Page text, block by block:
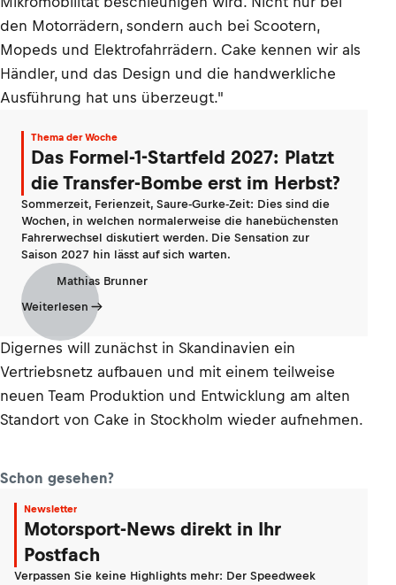
den Motorrädern, sondern auch bei Scootern,
Mopeds und Elektrofahrrädern. Cake kennen wir als
Händler, und das Design und die handwerkliche
Ausführung hat uns überzeugt."
Thema der Woche
Das Formel-1-Startfeld 2027: Platzt
die Transfer-Bombe erst im Herbst?
Sommerzeit, Ferienzeit, Saure-Gurke-Zeit: Dies sind die
Wochen, in welchen normalerweise die hanebüchensten
Fahrerwechsel diskutiert werden. Die Sensation zur
Saison 2027 hin lässt auf sich warten.
Mathias Brunner
Weiterlesen
Digernes will zunächst in Skandinavien ein
Vertriebsnetz aufbauen und mit einem teilweise
neuen Team Produktion und Entwicklung am alten
Standort von Cake in Stockholm wieder aufnehmen.
Schon gesehen?
Newsletter
Motorsport-News direkt in Ihr
Postfach
Verpassen Sie keine Highlights mehr: Der Speedweek